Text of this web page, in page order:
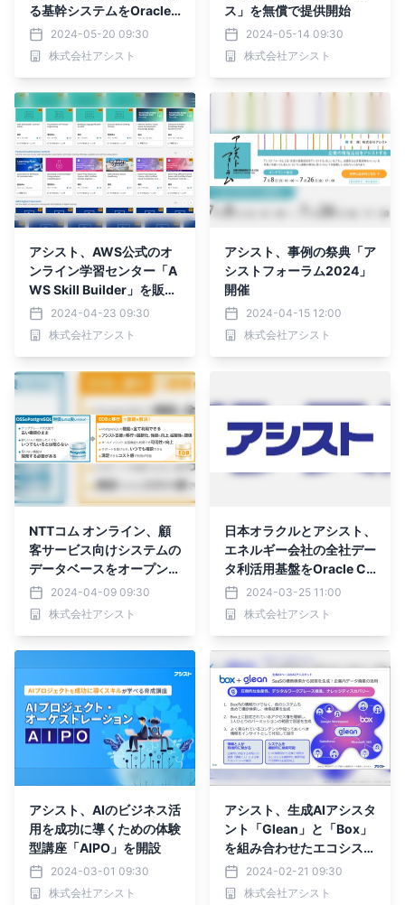
る基幹システムをOracle
Cloud Infrastructureで
刷新
2024-05-20 09:30
株式会社アシスト
ス」を無償で提供開始
2024-05-14 09:30
株式会社アシスト
アシスト、AWS公式のオ
ンライン学習センター「A
WS Skill Builder」を販売
開始2024-04-23 09:30
株式会社アシスト
アシスト、事例の祭典「ア
シストフォーラム2024」
開催
2024-04-15 12:00
株式会社アシスト
NTTコム オンライン、顧
客サービス向けシステムの
データベースをオープンソ
ースのPostgreSQLからE
DBに移行
2024-04-09 09:30
株式会社アシスト
日本オラクルとアシスト、
エネルギー会社の全社デー
タ利活用基盤をOracle Cl
oud Infrastructureで刷新
2024-03-25 11:00
株式会社アシスト
アシスト、AIのビジネス活
用を成功に導くための体験
型講座「AIPO」を開設
2024-03-01 09:30
株式会社アシスト
アシスト、生成AIアシスタ
ント「Glean」と「Box」
を組み合わせたエコシステ
ムソリューションでBoxユ
ーザーを強力に支援
2024-02-21 09:30
株式会社アシスト